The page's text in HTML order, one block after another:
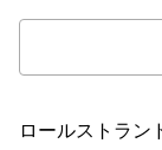
ロールストラン